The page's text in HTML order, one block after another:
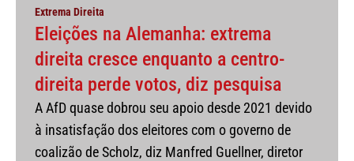
Extrema Direita
Eleições na Alemanha: extrema
direita cresce enquanto a centro-
direita perde votos, diz pesquisa
A AfD quase dobrou seu apoio desde 2021 devido
à insatisfação dos eleitores com o governo de
coalizão de Scholz, diz Manfred Guellner, diretor